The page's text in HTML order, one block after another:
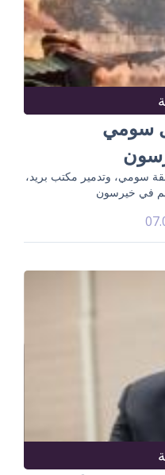
سومي
سومي، وتدمير مكتب بريد،
في خيرسون